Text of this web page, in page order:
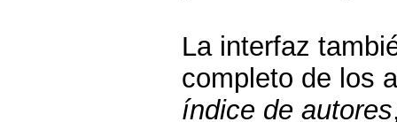
La interfaz
completo de los
índice de autores